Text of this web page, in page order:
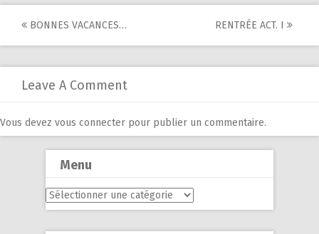
Post
navigation
BONNES VACANCES… RENTRÉE ACT. I
Leave A Comment
Vous devez vous connecter pour publier un commentaire.
Menu
Menu